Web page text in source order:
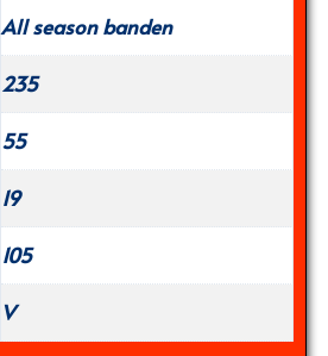
All season banden
235
55
19
105
V